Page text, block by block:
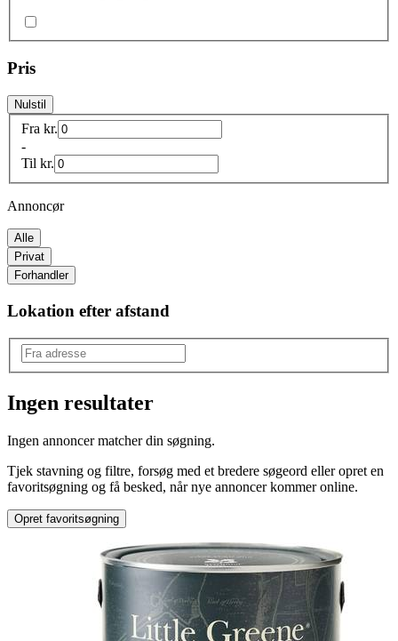
Pris
Nulstil
Fra kr.
-
Til kr.
Annoncør
Alle
Privat
Forhandler
Lokation efter afstand
Fliser & klinker
Type :
Væg- & gulvfliser
Ingen resultater
Ingen annoncer matcher din søgning.
Tjek stavning og filtre, forsøg med et bredere søgeord eller opret en
favoritsøgning og få besked, når nye annoncer kommer online.
Opret favoritsøgning